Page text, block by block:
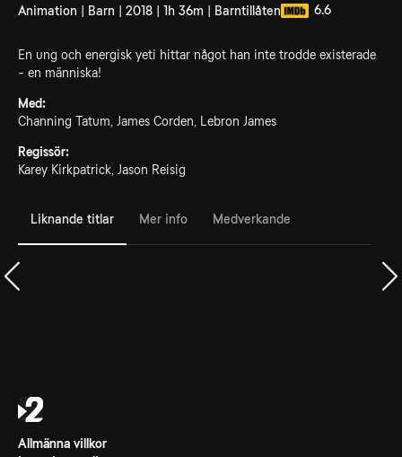
Animation | Barn | 2018 | 1h 36m | Barntillåten 6.6
En ung och energisk yeti hittar något han inte trodde existerade
- en människa!
Med:
Channing Tatum, James Corden, Lebron James
Regissör:
Karey Kirkpatrick, Jason Reisig
Liknande titlar Mer info Medverkande
Allmänna villkor